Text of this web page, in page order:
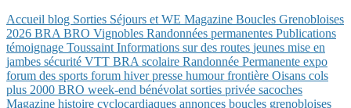
Accueil blog Sorties Séjours et WE Magazine Boucles Grenobloises
2026 BRA BRO Vignobles Randonnées permanentes Publications
témoignage Toussaint Informations sur des routes jeunes mise en
jambes sécurité VTT BRA scolaire Randonnée Permanente expo
forum des sports forum hiverpresse humourfrontière Oisans cols
plus 2000 BRO week-end bénévolat sorties privée sacoches
Magazine histoire cyclocardiaques annonces boucles grenobloises